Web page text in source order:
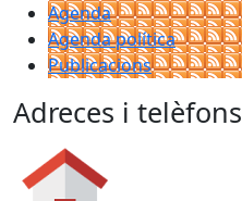
Agenda
Agenda política
Publicacions
Adreces i telèfons